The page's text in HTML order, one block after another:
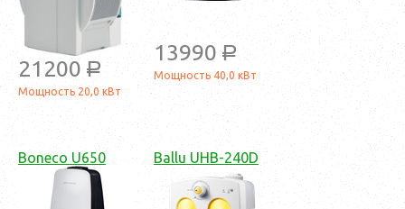
21200 a
Мощность 20,0 кВт
13990 a
Мощность 40,0 кВт
Boneco U650 Ballu UHB-240D